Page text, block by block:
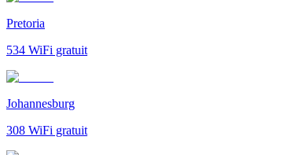
Pretoria
534 WiFi gratuit
Johannesburg
308 WiFi gratuit